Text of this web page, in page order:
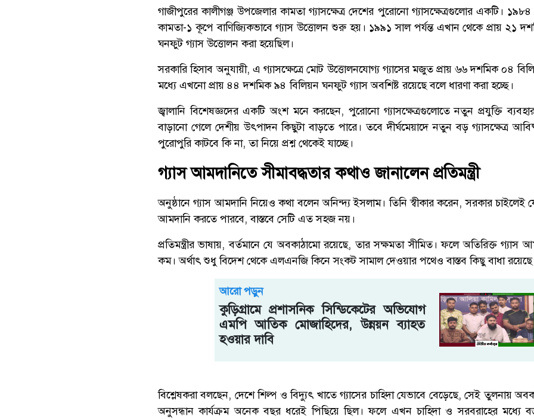
গাজীপুরের কালীগঞ্জ উপজেলার কামতা গ্যাসক্ষেত্র দেশের পুরোনো গ্যাসক্ষেত্রগুলোর একটি।
কামতা-১ কূপে বাণিজ্যিকভাবে গ্যাস উত্তোলন শুরু হয়। ১৯৯১ সাল পর্যন্ত এখান থেকে প্রায় ২১
ঘনফুট গ্যাস উত্তোলন করা হয়েছিল।
সরকারি হিসাব অনুযায়ী, এ গ্যাসক্ষেত্রে মোট উত্তোলনযোগ্য গ্যাসের মজুত প্রায় ৬৬ দশমিক ০৪
মধ্যে এখনো প্রায় ৪৪ দশমিক ৯৪ বিলিয়ন ঘনফুট গ্যাস অবশিষ্ট রয়েছে বলে ধারণা করা হচ্ছে।
জ্বালানি বিশেষজ্ঞদের একটি অংশ মনে করছেন, পুরোনো গ্যাসক্ষেত্রগুলোতে নতুন প্রযুক্তি
বাড়ানো গেলে দেশীয় উৎপাদন কিছুটা বাড়তে পারে। তবে দীর্ঘমেয়াদে নতুন বড় গ্যাসক্ষেত্র
পুরোপুরি কাটবে কি না, তা নিয়ে প্রশ্ন থেকেই যাচ্ছে।
গ্যাস আমদানিতে সীমাবদ্ধতার কথাও জানালেন প্রতিমন্ত্রী
অনুষ্ঠানে গ্যাস আমদানি নিয়েও কথা বলেন অনিন্দ্য ইসলাম। তিনি স্বীকার করেন, সরকার চাইলেই
আমদানি করতে পারবে, বাস্তবে সেটি এত সহজ নয়।
প্রতিমন্ত্রীর ভাষায়, বর্তমানে যে অবকাঠামো রয়েছে, তার সক্ষমতা সীমিত। ফলে অতিরিক্ত গ্যাস
কম। অর্থাৎ শুধু বিদেশ থেকে এলএনজি কিনে সংকট সামাল দেওয়ার পথেও বাস্তব কিছু বাধা
আরো পড়ুন
কুড়িগ্রামে প্রশাসনিক সিন্ডিকেটের অভিযোগ
এমপি আতিক মোজাহিদের, উন্নয়ন ব্যাহত
হওয়ার দাবি
বিশ্লেষকরা বলছেন, দেশে শিল্প ও বিদ্যুৎ খাতে গ্যাসের চাহিদা যেভাবে বেড়েছে, সেই তুলনায়
অনুসন্ধান কার্যক্রম অনেক বছর ধরেই পিছিয়ে ছিল। ফলে এখন চাহিদা ও সরবরাহের মধ্যে